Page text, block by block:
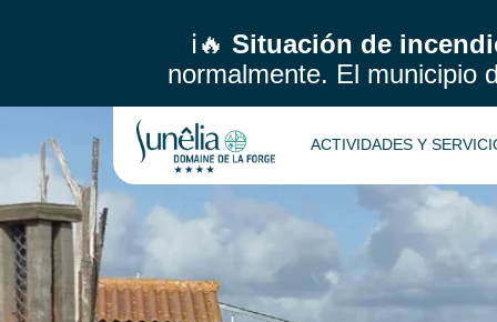
ℹ️🔥 Situación de
normalmente. El municipio
ACTIVIDADES Y